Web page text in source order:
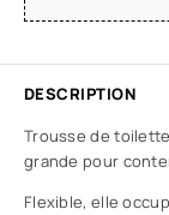
DESCRIPTION
Trousse de
grande pour
Flexible, elle